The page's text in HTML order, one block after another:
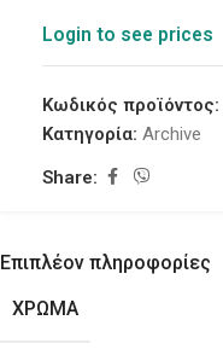
Login to see prices
Κωδικός προϊόντος:
Κατηγορία: Archive
Share:
Επιπλέον πληροφορίες
ΧΡΏΜΑ